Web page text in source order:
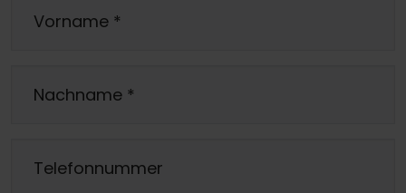
Vorname *
Nachname *
Telefonnummer